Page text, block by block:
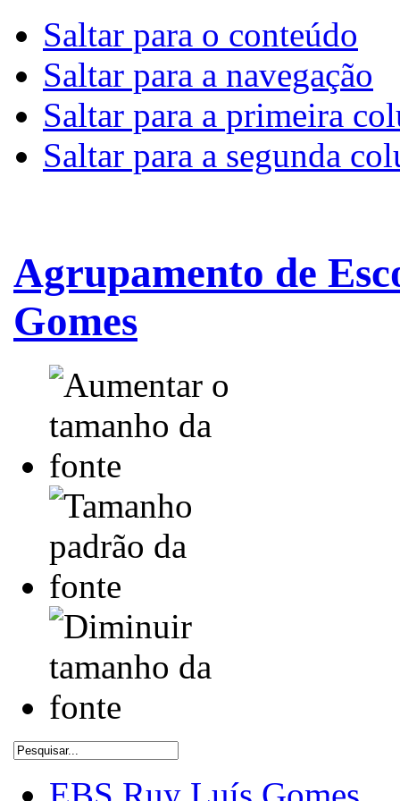
Saltar para o conteúdo
Saltar para a navegação
Saltar para a primeira
Saltar para a segunda
Agrupamento de
Gomes